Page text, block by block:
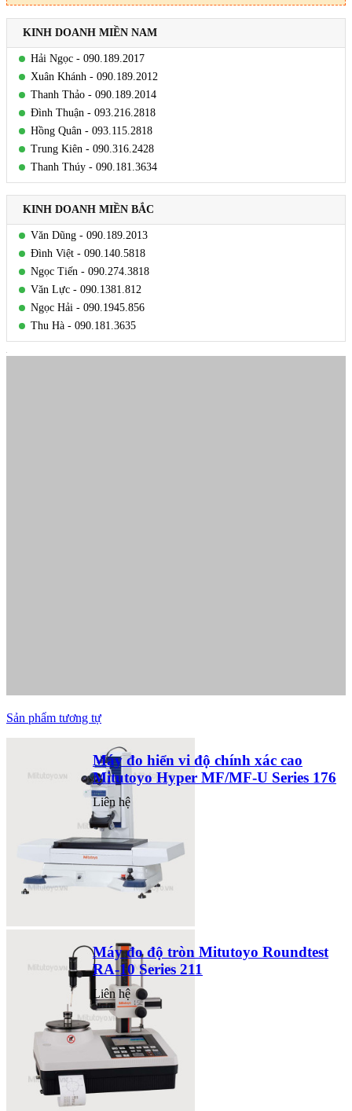
KINH DOANH MIỀN NAM
Hải Ngọc - 090.189.2017
Xuân Khánh - 090.189.2012
Thanh Thảo - 090.189.2014
Đình Thuận - 093.216.2818
Hồng Quân - 093.115.2818
Trung Kiên - 090.316.2428
Thanh Thúy - 090.181.3634
KINH DOANH MIỀN BẮC
Văn Dũng - 090.189.2013
Đình Việt - 090.140.5818
Ngọc Tiến - 090.274.3818
Văn Lực - 090.1381.812
Ngọc Hải - 090.1945.856
Thu Hà - 090.181.3635
Sản phẩm tương tự
Máy đo hiển vi độ chính xác cao
Mitutoyo Hyper MF/MF-U Series 176
Liên hệ
Máy đo độ tròn Mitutoyo Roundtest
RA-10 Series 211
Liên hệ